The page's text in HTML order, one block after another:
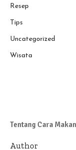
Resep
Tips
Uncategorized
Wisata
Tentang Cara Makan
Author